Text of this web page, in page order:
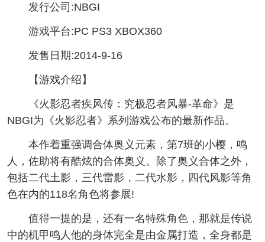
发行公司:NBGI
游戏平台:PC PS3 XBOX360
发售日期:2014-9-16
【游戏介绍】
《火影忍者疾风传：究极忍者风暴-革命》是
NBGI为《火影忍者》系列游戏公布的最新作品。
本作着重强调合体奥义元素，第7班的小樱，鸣
人，佐助将有酷炫的合体奥义。除了奥义合体之外，
包括二代土影，三代雷影，二代水影，四代风影等角
色在内的118名角色将参展!
值得一提的是，还有一名特殊角色，那就是传说
中的机甲鸣人他的身体完全是由金属打造，全身都是